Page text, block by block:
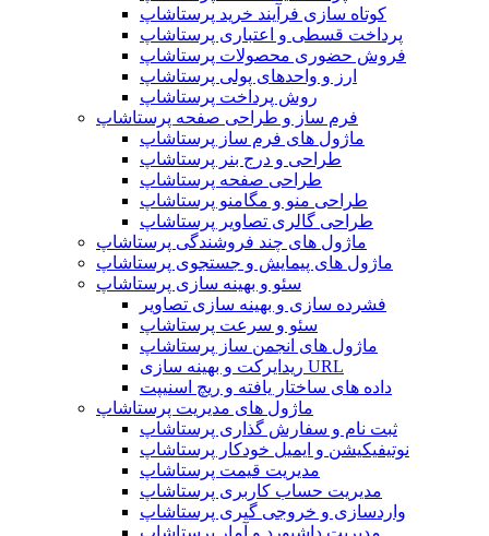
کوتاه سازی فرآیند خرید پرستاشاپ
پرداخت قسطی و اعتباری پرستاشاپ
فروش حضوری محصولات پرستاشاپ
ارز و واحدهای پولی پرستاشاپ
روش پرداخت پرستاشاپ
فرم ساز و طراحی صفحه پرستاشاپ
ماژول های فرم ساز پرستاشاپ
طراحی و درج بنر پرستاشاپ
طراحی صفحه پرستاشاپ
طراحی منو و مگامنو پرستاشاپ
طراحی گالری تصاویر پرستاشاپ
ماژول های چند فروشندگی پرستاشاپ
ماژول های پیمایش و جستجوی پرستاشاپ
سئو و بهینه سازی پرستاشاپ
فشرده سازی و بهینه سازی تصاویر
سئو و سرعت پرستاشاپ
ماژول های انجمن ساز پرستاشاپ
ریدایرکت و بهینه سازی URL
داده های ساختار یافته و ریچ اسنیپت
ماژول های مدیریت پرستاشاپ
ثبت نام و سفارش گذاری پرستاشاپ
نوتیفیکیشن و ایمیل خودکار پرستاشاپ
مدیریت قیمت پرستاشاپ
مدیریت حساب کاربری پرستاشاپ
واردسازی و خروجی گیری پرستاشاپ
مدیریت داشبورد و آمار پرستاشاپ